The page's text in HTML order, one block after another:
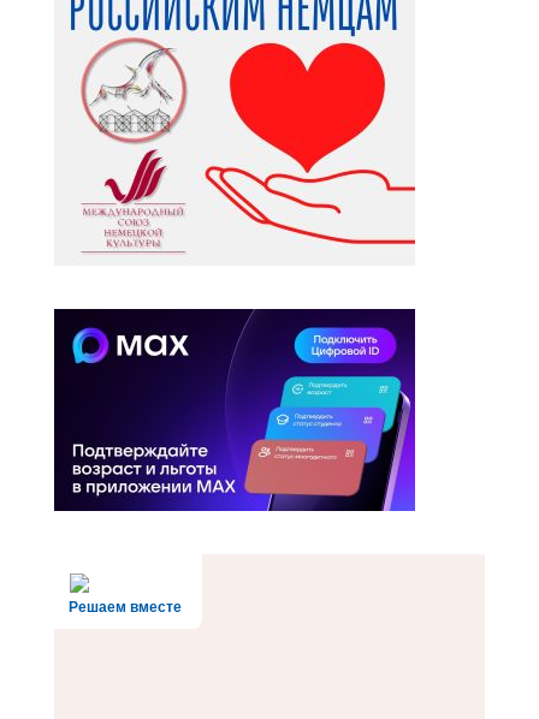
Решаем вместе